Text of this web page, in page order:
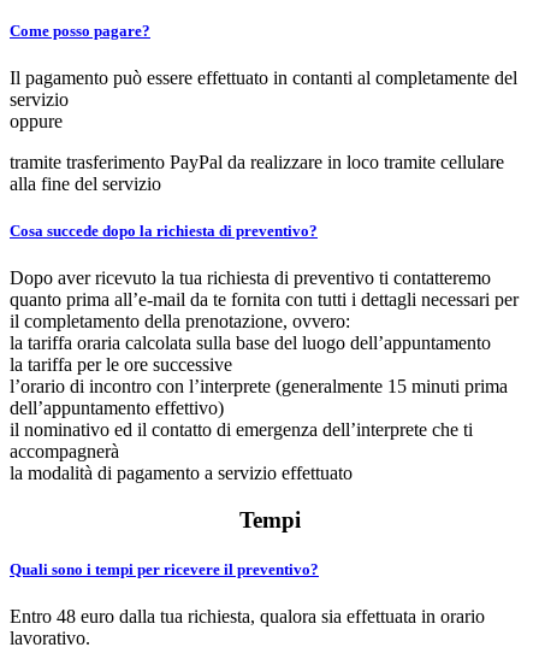
Come posso pagare?
Il pagamento può essere effettuato in contanti al completamente del
servizio
oppure
tramite trasferimento PayPal da realizzare in loco tramite cellulare
alla fine del servizio
Cosa succede dopo la richiesta di preventivo?
Dopo aver ricevuto la tua richiesta di preventivo ti contatteremo
quanto prima all’e-mail da te fornita con tutti i dettagli necessari per
il completamento della prenotazione, ovvero:
la tariffa oraria calcolata sulla base del luogo dell’appuntamento
la tariffa per le ore successive
l’orario di incontro con l’interprete (generalmente 15 minuti prima
dell’appuntamento effettivo)
il nominativo ed il contatto di emergenza dell’interprete che ti
accompagnerà
la modalità di pagamento a servizio effettuato
Tempi
Quali sono i tempi per ricevere il preventivo?
Entro 48 euro dalla tua richiesta, qualora sia effettuata in orario
lavorativo.